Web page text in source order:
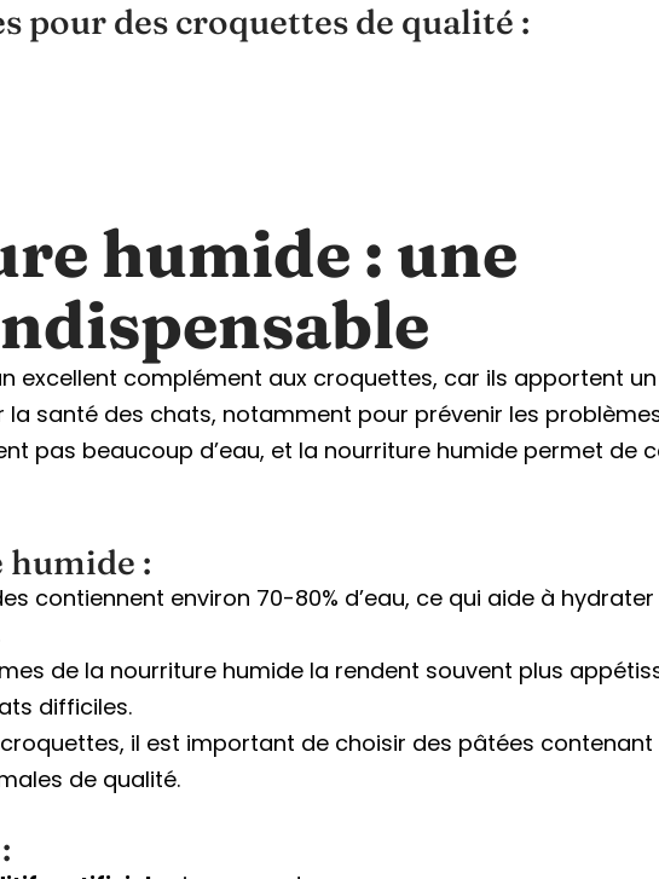
pour des croquettes de qualité :
humide : une
excellent complément aux croquettes, car ils apportent un
la santé des chats, notamment pour prévenir les
pas beaucoup d’eau, et la nourriture humide permet de
humide :
contiennent environ 70-80% d’eau, ce qui aide à
de la nourriture humide la rendent souvent plus
difficiles.
il est important de choisir des pâtées contenant
de qualité.